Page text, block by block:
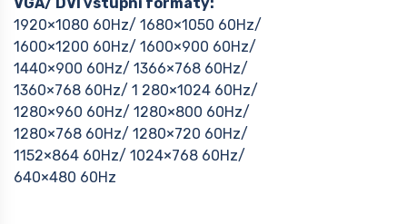
1920×1080 60Hz/ 1680×1050 60Hz/
1600×1200 60Hz/ 1600×900 60Hz/
1440×900 60Hz/ 1366×768 60Hz/
1360×768 60Hz/ 1 280×1024 60Hz/
1280×960 60Hz/ 1280×800 60Hz/
1280×768 60Hz/ 1280×720 60Hz/
1152×864 60Hz/ 1024×768 60Hz/
640×480 60Hz